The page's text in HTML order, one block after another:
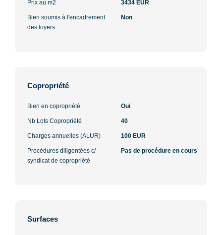
Prix au m2 3434 EUR
Bien soumis à l'encadrement
des loyers
Non
Copropriété
Bien en copropriété Oui
Nb Lots Copropriété 40
Charges annuelles (ALUR) 100 EUR
Procédures diligentées c/
syndicat de copropriété
Pas de procédure en cours
Surfaces